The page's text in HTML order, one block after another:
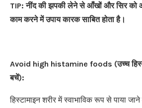
TIP:नींद की झपकी लेने से आँखों और सिर को
काम करने में उपाय कारक साबित होता है।
Avoid high histamine foods (उच्च
बचें):
हिस्टामाइन शरीर में स्वाभाविक रूप से पाया